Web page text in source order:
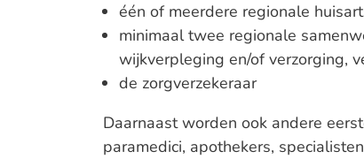
één of meerdere regionale
minimaal twee regionale
wijkverpleging en/of verzorging,
de zorgverzekeraar
Daarnaast worden ook andere
paramedici, apothekers,